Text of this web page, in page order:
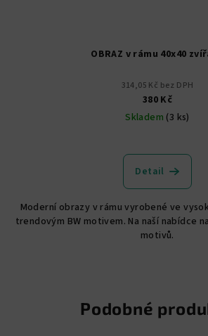
OBRAZ v rámu 40x40
314,05 Kč bez DPH
380 Kč
Skladem (3 ks)
Detail
Moderní obrazy v rámu vyrobené ve
trendovým BW motivem. Na naší nabídce
motivů.
Podobné